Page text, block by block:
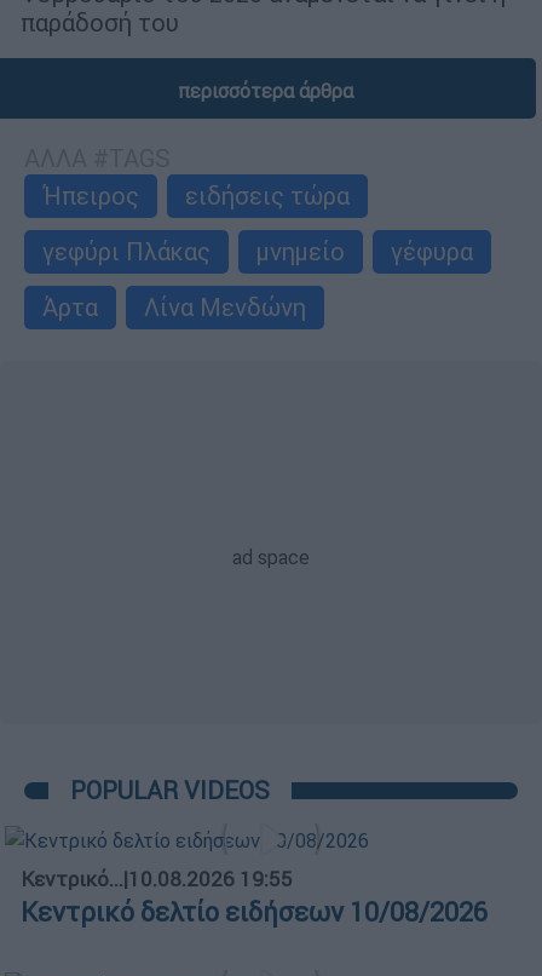
παράδοσή του
περισσότερα άρθρα
Ήπειρος
ειδήσεις τώρα
γεφύρι Πλάκας
μνημείο
γέφυρα
Άρτα
Λίνα Μενδώνη
POPULAR VIDEOS
Κεντρικό...|10.08.2026 19:55
Κεντρικό δελτίο ειδήσεων 10/08/2026